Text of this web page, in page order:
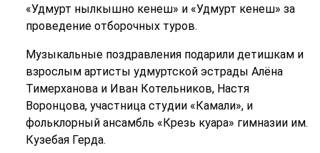
«Удмурт нылкышно кенеш» и «Удмурт кенеш» за
проведение отборочных туров.
Музыкальные поздравления подарили детишкам и
взрослым артисты удмуртской эстрады Алёна
Тимерханова и Иван Котельников, Настя
Воронцова, участница студии «Камали», и
фольклорный ансамбль «Крезь куара» гимназии им.
Кузебая Герда.